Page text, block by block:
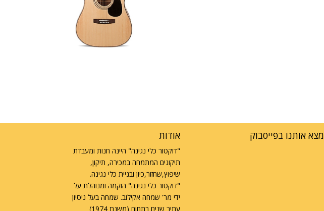
אודות
"דוקטור כלי נגינה" היינה חנות ומעבדת
תיקונים המתמחה במכירה, תיקון,
שיפוץ,שחזור,כיון ובניית כלי נגינה.
"דוקטור כלי נגינה" הוקמה ומנוהלת על
ידי מר' שמחה אקילוב. שמחה בעל ניסיון
עתיר שנים בתחום (משנת 1974)
מצא אותנו בפייסבוק